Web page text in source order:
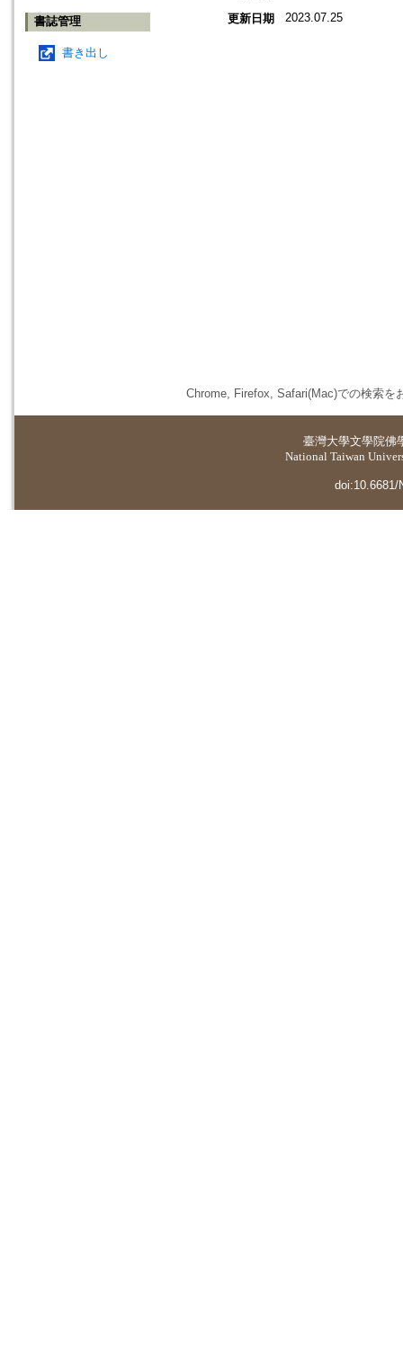
書誌管理
書き出し
更新日期 2023.07.25
Chrome, Firefox, Safari(Mac)での検索を
臺灣大學文學院佛
National Taiwan
doi:10.6681/